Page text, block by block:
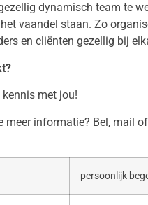
dynamisch team te
het vaandel staan. Zo
en cliënten gezellig bij
met jou!
meer informatie? Bel, mail
persoonlijk